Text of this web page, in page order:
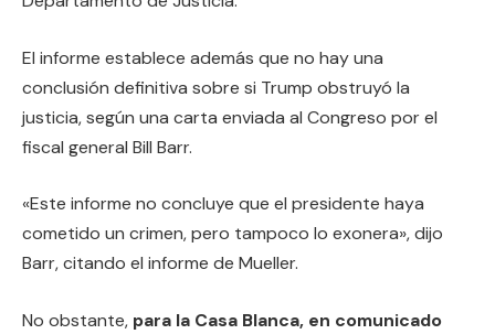
El informe establece además que no hay una
conclusión definitiva sobre si Trump obstruyó la
justicia, según una carta enviada al Congreso por el
fiscal general Bill Barr.
«Este informe no concluye que el presidente haya
cometido un crimen, pero tampoco lo exonera», dijo
Barr, citando el informe de Mueller.
No obstante, para la Casa Blanca, en comunicado